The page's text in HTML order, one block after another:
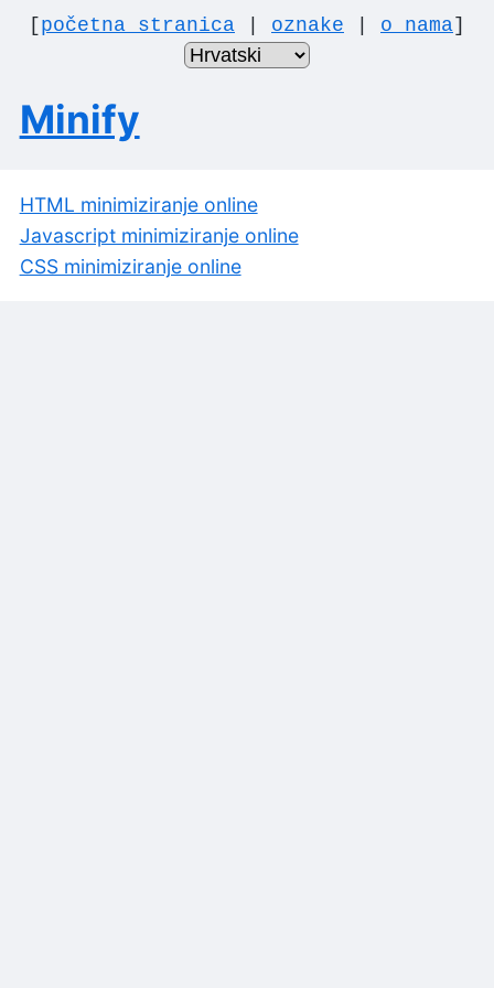
[početna stranica oznake o nama]
Minify
HTML minimiziranje online
Javascript minimiziranje online
CSS minimiziranje online